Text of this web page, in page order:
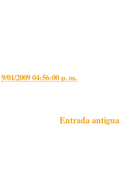
9/01/2009 04:56:00 p. m.
Entrada antigua